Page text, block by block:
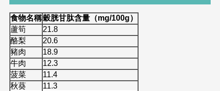
食物名稱穀胱甘肽含量（mg/100g）
蘆筍
21.8
酪梨
20.6
豬肉
18.9
牛肉
12.3
菠菜
11.4
秋葵
11.3